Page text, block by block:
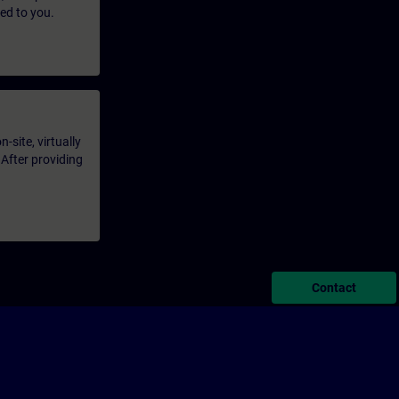
to you.
site, virtually
providing
Contact